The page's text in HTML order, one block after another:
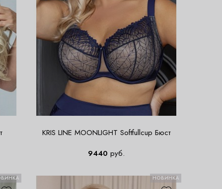
KRIS LINE MOONLIGHT Softfullcup Бюст
9440 руб.
НОВИНКА